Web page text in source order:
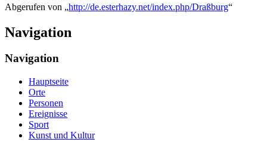
Abgerufen von „http://de.esterhazy.net/index.php/Draßburg“
Navigation
Navigation
Hauptseite
Orte
Personen
Ereignisse
Sport
Kunst und Kultur